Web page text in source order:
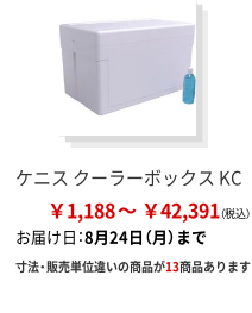
ケニス クーラーボックス KC
￥1,188 ￥42,391
お届け日：8月24日（月）まで
寸法・販売単位違いの商品が13商品あります